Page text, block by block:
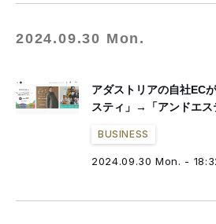
2024.09.30 Mon.
アダストリアの自社EC
スティ」→「アンドエス
BUSINESS
2024.09.30 Mon. -